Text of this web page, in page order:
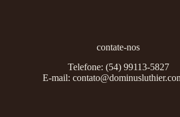
contate-nos
Telefone: (54) 99113-5827
E-mail: